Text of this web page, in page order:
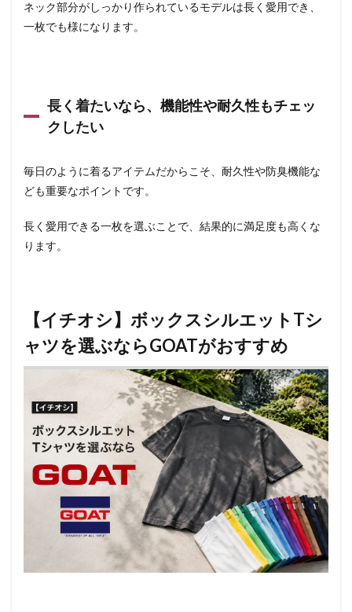
ネック部分がしっかり作られているモデルは長く愛用でき、
一枚でも様になります。
長く着たいなら、機能性や耐久性もチェッ
クしたい
毎日のように着るアイテムだからこそ、耐久性や防臭機能な
ども重要なポイントです。
長く愛用できる一枚を選ぶことで、結果的に満足度も高くな
ります。
【イチオシ】ボックスシルエットTシ
ャツを選ぶならGOATがおすすめ